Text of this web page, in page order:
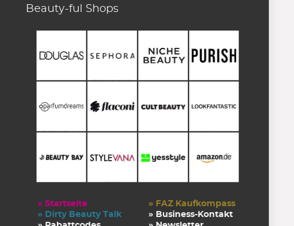
Beauty-ful Shops
» Startseite
» Dirty Beauty Talk
» FAZ Kaufkompass
» Business-Kontakt